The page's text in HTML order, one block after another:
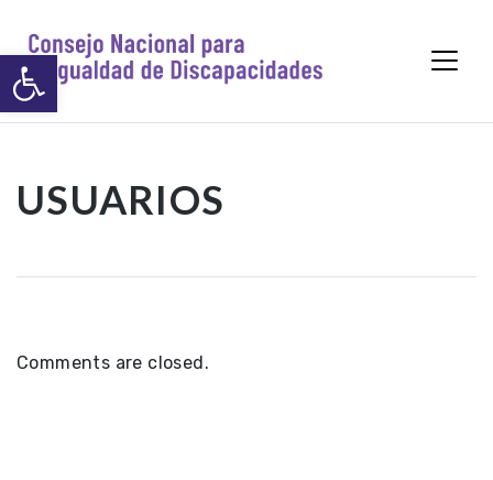
Abrir barra de herramientas
USUARIOS
Comments are closed.